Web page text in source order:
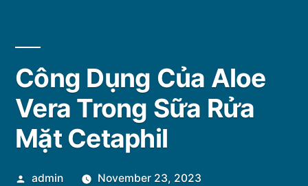
Công Dụng Của Aloe
Vera Trong Sữa Rửa
Mặt Cetaphil
Posted
admin
November 23, 2023